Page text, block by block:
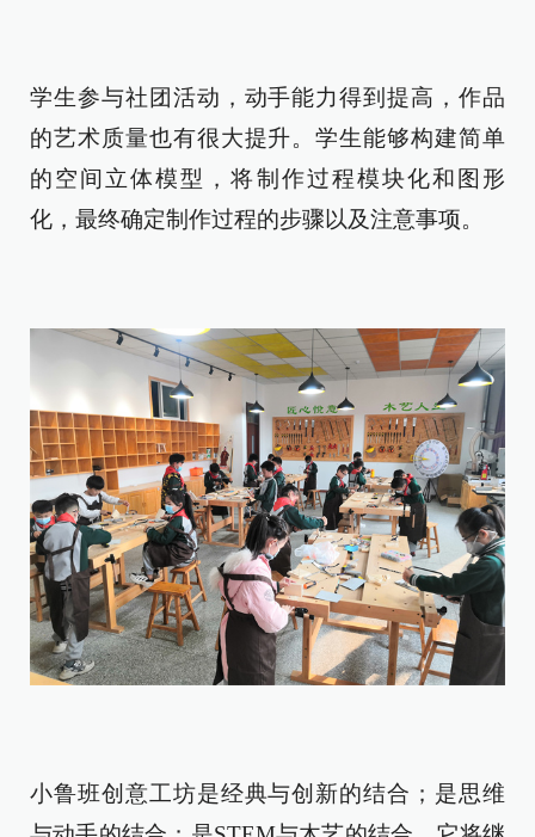
学生参与社团活动，动手能力得到提高，作品
的艺术质量也有很大提升。学生能够构建简单
的空间立体模型，将制作过程模块化和图形
化，最终确定制作过程的步骤以及注意事项。
小鲁班创意工坊是经典与创新的结合；是思维